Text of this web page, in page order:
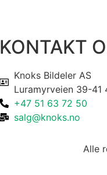
KONTAKT
Knoks Bildeler AS
Luramyrveien 39-41
+47 51 63 72 50
salg@knoks.no
Alle